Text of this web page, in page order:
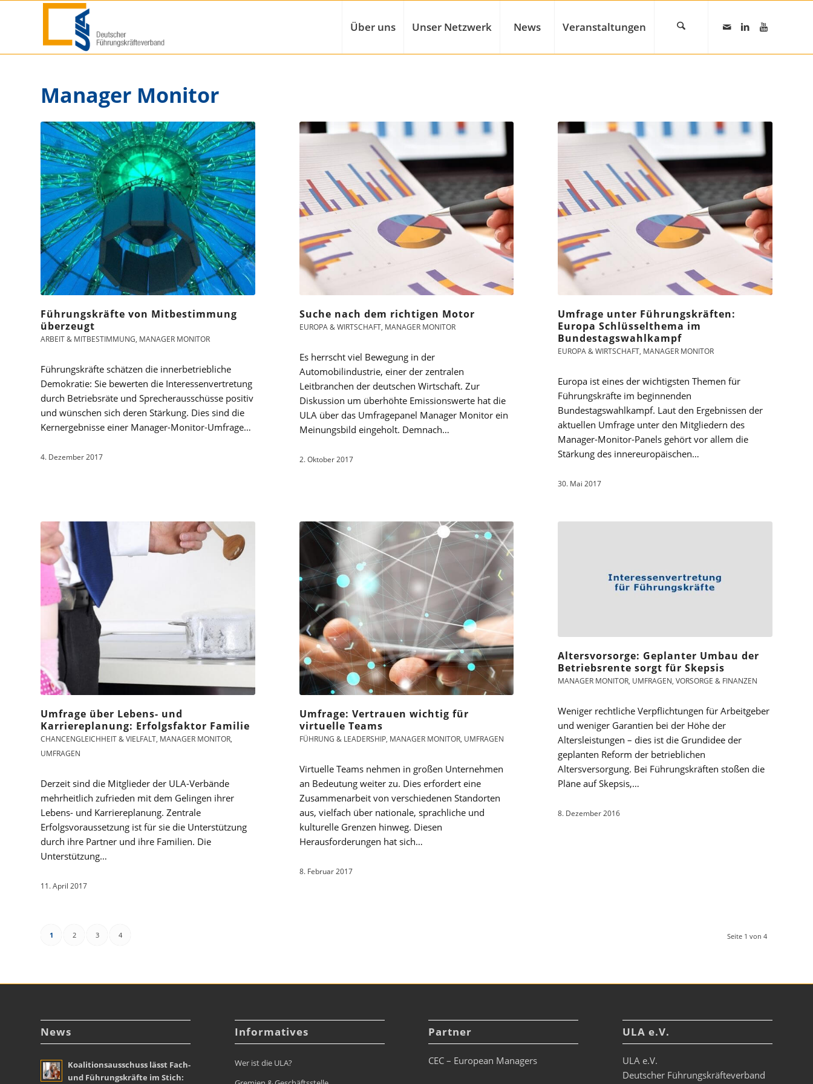
Über uns Unser Netzwerk News Veranstaltungen
Manager Monitor
Führungskräfte von Mitbestimmung
überzeugt
ARBEIT & MITBESTIMMUNG, MANAGER MONITOR
Führungskräfte schätzen die innerbetriebliche
Demokratie: Sie bewerten die Interessenvertretung
durch Betriebsräte und Sprecherausschüsse positiv
und wünschen sich deren Stärkung. Dies sind die
Kernergebnisse einer Manager-Monitor-Umfrage…
4. Dezember 2017
Suche nach dem richtigen Motor
EUROPA & WIRTSCHAFT, MANAGER MONITOR
Es herrscht viel Bewegung in der
Automobilindustrie, einer der zentralen
Leitbranchen der deutschen Wirtschaft. Zur
Diskussion um überhöhte Emissionswerte hat die
ULA über das Umfragepanel Manager Monitor ein
Meinungsbild eingeholt. Demnach…
2. Oktober 2017
Umfrage unter Führungskräften:
Europa Schlüsselthema im
Bundestagswahlkampf
EUROPA & WIRTSCHAFT, MANAGER MONITOR
Europa ist eines der wichtigsten Themen für
Führungskräfte im beginnenden
Bundestagswahlkampf. Laut den Ergebnissen der
aktuellen Umfrage unter den Mitgliedern des
Manager-Monitor-Panels gehört vor allem die
Stärkung des innereuropäischen…
30. Mai 2017
Umfrage über Lebens- und
Karriereplanung: Erfolgsfaktor Familie
CHANCENGLEICHHEIT & VIELFALT, MANAGER MONITOR,
UMFRAGEN
Derzeit sind die Mitglieder der ULA-Verbände
mehrheitlich zufrieden mit dem Gelingen ihrer
Lebens- und Karriereplanung. Zentrale
Erfolgsvoraussetzung ist für sie die Unterstützung
durch ihre Partner und ihre Familien. Die
Unterstützung…
11. April 2017
Umfrage: Vertrauen wichtig für
virtuelle Teams
FÜHRUNG & LEADERSHIP, MANAGER MONITOR, UMFRAGEN
Virtuelle Teams nehmen in großen Unternehmen
an Bedeutung weiter zu. Dies erfordert eine
Zusammenarbeit von verschiedenen Standorten
aus, vielfach über nationale, sprachliche und
kulturelle Grenzen hinweg. Diesen
Herausforderungen hat sich…
8. Februar 2017
Altersvorsorge: Geplanter Umbau der
Betriebsrente sorgt für Skepsis
MANAGER MONITOR, UMFRAGEN,VORSORGE & FINANZEN
Weniger rechtliche Verpflichtungen für Arbeitgeber
und weniger Garantien bei der Höhe der
Altersleistungen – dies ist die Grundidee der
geplanten Reform der betrieblichen
Altersversorgung. Bei Führungskräften stoßen die
Pläne auf Skepsis,…
8. Dezember 2016
Seite 1 von 4
1 2 3 4
News
Koalitionsausschuss lässt Fach-
und Führungskräfte im Stich:
Informatives
Wer ist die ULA?
Partner
CEC – European Managers
ULA e.V.
ULA e.V.
Deutscher Führungskräfteverband